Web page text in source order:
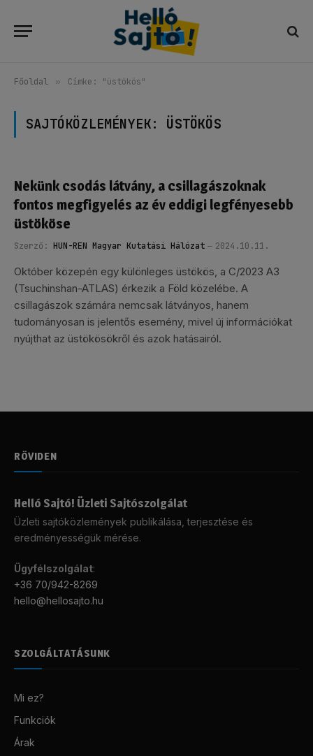
Főoldal » Címke: "üstökös"
SAJTÓKÖZLEMÉNYEK: ÜSTÖKÖS
Nekünk csodás látvány, a csillagászoknak
fontos megfigyelés az év eddigi legfényesebb
üstököse
Szerző: HUN-REN Magyar Kutatási Hálózat 2024.10.11.
Október közepén egy különleges üstökös, a C/2023 A3
(Tsuchinshan-ATLAS) érkezik a Föld közelébe. A
csillagászok számára nemcsak látványos, hanem
tudományosan is jelentős esemény, mivel új információkat
nyújthat az üstökösökről és azok hatásairól.
RÖVIDEN
Helló Sajtó! Üzleti Sajtószolgálat
Üzleti sajtóközlemények publikálása, terjesztése és
eredményességük mérése.
Ügyfélszolgálat:
+36 70/942-8269
hello@hellosajto.hu
SZOLGÁLTATÁSUNK
Mi ez?
Funkciók
Árak